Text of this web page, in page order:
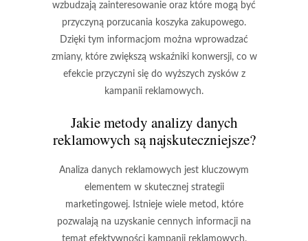
wzbudzają zainteresowanie oraz które mogą być
przyczyną porzucania koszyka zakupowego.
Dzięki tym informacjom można wprowadzać
zmiany, które zwiększą wskaźniki konwersji, co w
efekcie przyczyni się do wyższych zysków z
kampanii reklamowych.
Jakie metody analizy danych
reklamowych są najskuteczniejsze?
Analiza danych reklamowych jest kluczowym
elementem w skutecznej strategii
marketingowej. Istnieje wiele metod, które
pozwalają na uzyskanie cennych informacji na
temat efektywności kampanii reklamowych.